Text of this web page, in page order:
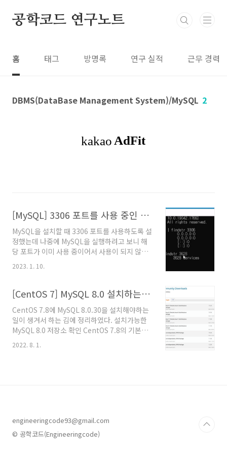
공학코드 연구노트
홈 태그 방명록 연구 실적 근무 경력
DBMS(DataBase Management System)/MySQL 2
[MySQL] 3306 포트를 사용 중인 프로그램을 종료하는 방법
MySQL을 설치할 때 3306 포트를 사용하도록 설
정했는데 나중에 MySQL을 실행하려고 보니 해
당 포트가 이미 사용 중이어서 사용이 되지 않을
때 해결하는 방법을 안내한다. 동영상 설명 3306
포트를 사용 중인 프로그램을 종료하는 방법 해
어를 입력하여 해당 포트를 사용 중인 프로그램
을 확인한다. 제일 오른쪽에 나타난 PID 번호를
기억해둔다. netstat -ano | findstr 포트번호
아래의 명령어를 입력하여 해당 PID의 프로그램
을 확인한다. tasklist | findstr PID번호 해당 프
로그램 종료 프로그램을 종료하면 해당 포트가
2023. 1. 10.
[CentOS 7] MySQL 8.0 설치하는 방법
CentOS 7.8에 MySQL 8.0.30을 설치해야하는
일이 생겨서 하는 김에 정리하였다. 설치가능한
MySQL 8.0 저장소 확인 CentOS 7.8의 기본
YUM 저장소에는 MySQL 8.0이 없다. 그러므로
MySQL 공식 홈페이지에서 제공하는 MySQL
가 가능하다. 위 목록에서 얻은 저장소 설치 파일
주소를 얻는다. 아래처럼 명령어를 작성하여 실
2022. 8. 1.
engineeringcode93@gmail.com
© 공학코드(Engineeringcode)